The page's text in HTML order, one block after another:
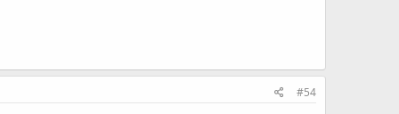
#54